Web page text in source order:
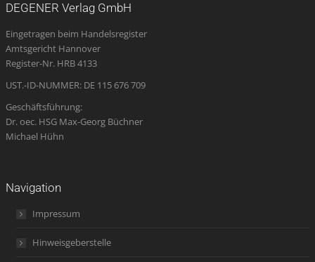
new
window
new
window
new
window
opens
in
new
new
DEGENER Verlag GmbH
Eingetragen beim Handelsregister
Amtsgericht Hannover
Register-Nr. HRB 4133
UST.-ID-NUMMER: DE 115 676 709
Geschäftsführung:
Dr. oec. HSG Max-Georg Büchner
Michael Hühn
Navigation
Impressum
Hinweisgeberstelle